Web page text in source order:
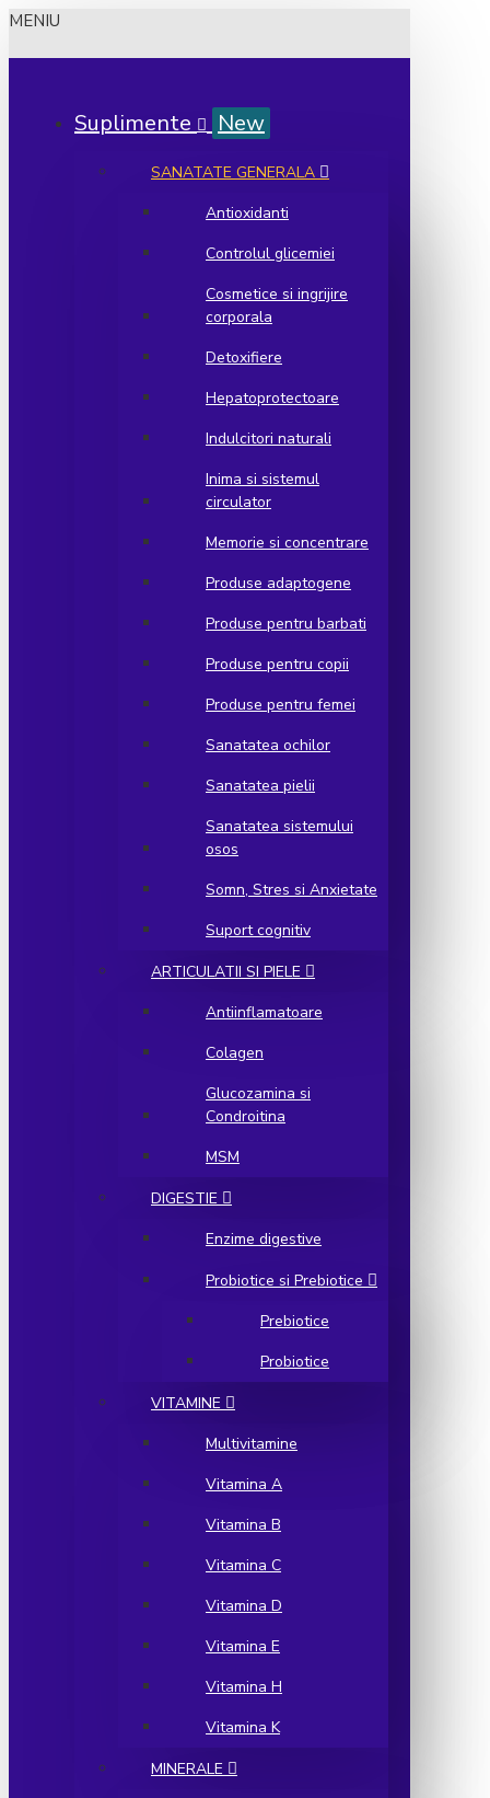
MENIU
Suplimente New
SANATATE GENERALA
Antioxidanti
Controlul glicemiei
Cosmetice si ingrijire
corporala
Detoxifiere
Hepatoprotectoare
Indulcitori naturali
Inima si sistemul
circulator
Memorie si concentrare
Produse adaptogene
Produse pentru barbati
Produse pentru copii
Produse pentru femei
Sanatatea ochilor
Sanatatea pielii
Sanatatea sistemului
osos
Somn, Stres si Anxietate
Suport cognitiv
ARTICULATII SI PIELE
Antiinflamatoare
Colagen
Glucozamina si
Condroitina
MSM
DIGESTIE
Enzime digestive
Probiotice si Prebiotice
Prebiotice
Probiotice
VITAMINE
Multivitamine
Vitamina A
Vitamina B
Vitamina C
Vitamina D
Vitamina E
Vitamina H
Vitamina K
MINERALE